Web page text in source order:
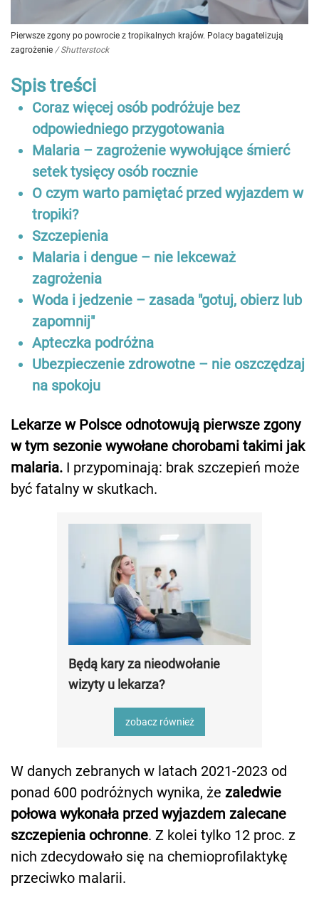
Pierwsze zgony po powrocie z tropikalnych krajów. Polacy bagatelizują
zagrożenie / Shutterstock
Spis treści
Coraz więcej osób podróżuje bez
odpowiedniego przygotowania
Malaria – zagrożenie wywołujące śmierć
setek tysięcy osób rocznie
O czym warto pamiętać przed wyjazdem w
tropiki?
Szczepienia
Malaria i dengue – nie lekceważ
zagrożenia
Woda i jedzenie – zasada "gotuj, obierz lub
zapomnij"
Apteczka podróżna
Ubezpieczenie zdrowotne – nie oszczędzaj
na spokoju
Lekarze w Polsce odnotowują pierwsze zgony
w tym sezonie wywołane chorobami takimi jak
malaria. I przypominają: brak szczepień może
być fatalny w skutkach.
Będą kary za nieodwołanie
wizyty u lekarza?
zobacz również
W danych zebranych w latach 2021-2023 od
ponad 600 podróżnych wynika, że zaledwie
połowa wykonała przed wyjazdem zalecane
szczepienia ochronne. Z kolei tylko 12 proc. z
nich zdecydowało się na chemioprofilaktykę
przeciwko malarii.